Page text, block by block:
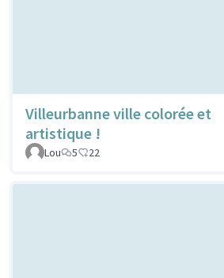
Villeurbanne ville colorée et
artistique !
Lou 5 22